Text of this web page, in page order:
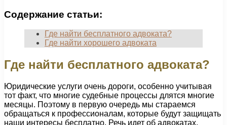
Содержание статьи:
Где найти бесплатного адвоката?
Где найти хорошего адвоката
Где найти бесплатного адвоката?
Юридические услуги очень дороги, особенно учитывая
тот факт, что многие судебные процессы длятся многие
месяцы. Поэтому в первую очередь мы стараемся
обращаться к профессионалам, которые будут защищать
наши интересы бесплатно. Речь идет об адвокатах,